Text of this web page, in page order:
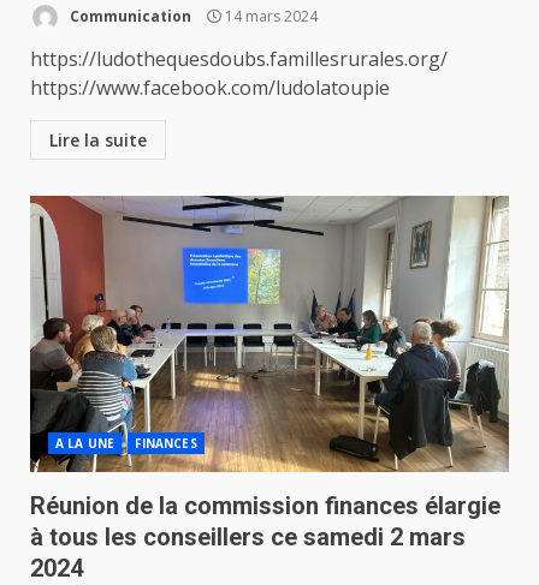
Communication 14 mars 2024
https://ludothequesdoubs.famillesrurales.org/
https://www.facebook.com/ludolatoupie
Lire la suite
A LA UNE FINANCES
Réunion de la commission finances élargie
à tous les conseillers ce samedi 2 mars
2024